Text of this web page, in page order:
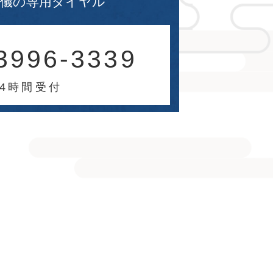
3339
時間受付